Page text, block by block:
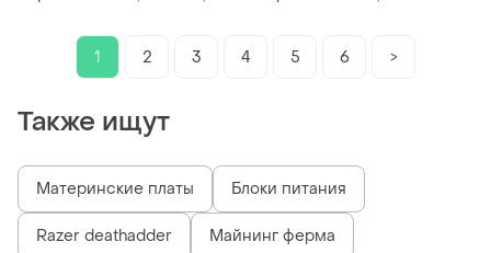
1
2 3 4 5 6 >
Также ищут
Материнские платы Блоки питания
Razer deathadder Майнинг ферма